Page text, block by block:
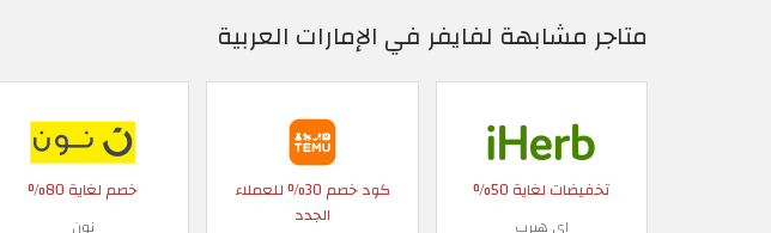
متاجر مشابهة لفايفر في الإمارات العربية
تخفيضات لغاية 50%
اي هيرب
كود خصم 30% للعملاء
الجدد
خصم لغاية 80%
نون